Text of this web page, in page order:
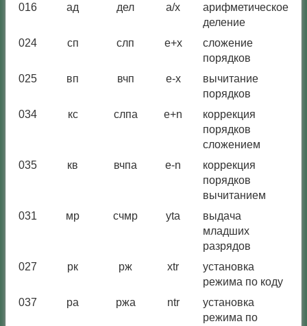
016
ад дел a/x
арифметическое
деление
024
сп слп e+x
сложение
порядков
025
вп вчп e-x
вычитание
порядков
034
кс слпа e+n
коррекция
порядков
сложением
035
кв вчпа e-n
коррекция
порядков
вычитанием
031
мр счмр yta
выдача
младших
разрядов
027
рк рж xtr
установка
режима по коду
037 ра ржа ntr
установка
режима по